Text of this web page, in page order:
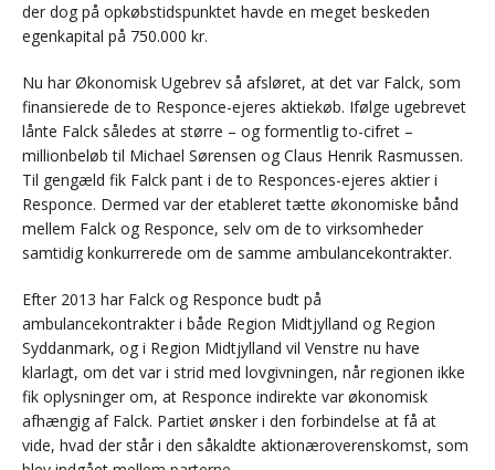
der dog på opkøbstidspunktet havde en meget beskeden
egenkapital på 750.000 kr.
Nu har Økonomisk Ugebrev så afsløret, at det var Falck, som
finansierede de to Responce-ejeres aktiekøb. Ifølge ugebrevet
lånte Falck således at større – og formentlig to-cifret –
millionbeløb til Michael Sørensen og Claus Henrik Rasmussen.
Til gengæld fik Falck pant i de to Responces-ejeres aktier i
Responce. Dermed var der etableret tætte økonomiske bånd
mellem Falck og Responce, selv om de to virksomheder
samtidig konkurrerede om de samme ambulancekontrakter.
Efter 2013 har Falck og Responce budt på
ambulancekontrakter i både Region Midtjylland og Region
Syddanmark, og i Region Midtjylland vil Venstre nu have
klarlagt, om det var i strid med lovgivningen, når regionen ikke
fik oplysninger om, at Responce indirekte var økonomisk
afhængig af Falck. Partiet ønsker i den forbindelse at få at
vide, hvad der står i den såkaldte aktionæroverenskomst, som